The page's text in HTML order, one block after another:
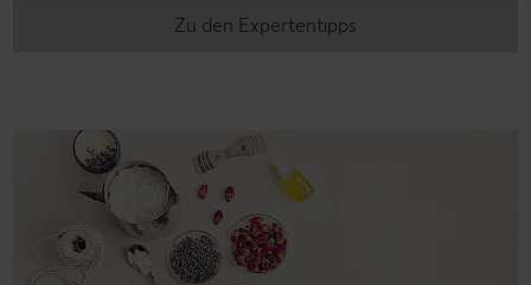
Zu den Expertentipps